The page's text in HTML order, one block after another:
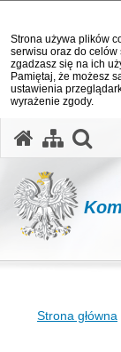
Strona używa plików
serwisu oraz do celów
zgadzasz się na ich
Pamiętaj, że możesz
ustawienia
wyrażenie zgody.
Strona główna